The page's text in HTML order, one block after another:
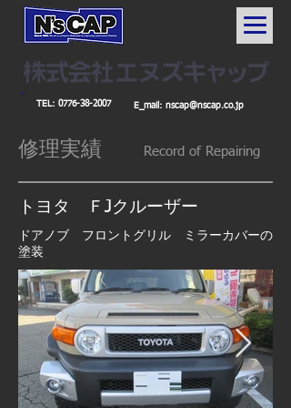
TEL: 0776-38-2007 E_mail: nscap@nscap.co.jp
修理実績 Record of Repairing
トヨタ ＦJクルーザー
​ドアノブ フロントグリル ミラーカバーの
塗装